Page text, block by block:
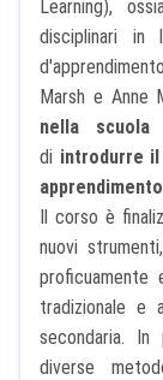
Learning),
disciplinari in
Marsh e Anne
nella scuola
di introdurre
apprendimento
Il corso è
nuovi
tradizionale e
secondaria.
diverse